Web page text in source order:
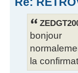
bonjour
la